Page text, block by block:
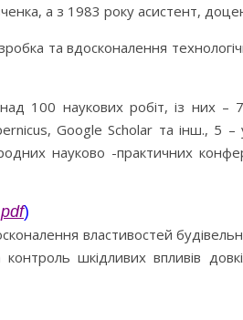
а з 1983 року асистент,
та вдосконалення
100 наукових робіт, із них
Google Scholar та інш., 5 –
науково -практичних
)
властивостей
шкідливих впливів